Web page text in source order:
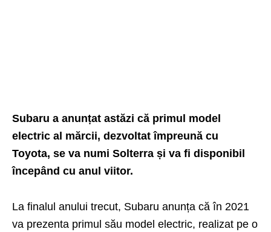
Subaru a anunțat astăzi că primul model
electric al mărcii, dezvoltat împreună cu
Toyota, se va numi Solterra și va fi disponibil
începând cu anul viitor.
La finalul anului trecut, Subaru anunța că în 2021
va prezenta primul său model electric, realizat pe o